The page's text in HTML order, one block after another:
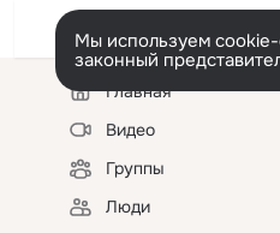
Мы используем cookie-
законный
Левая
колонкаГлавная
Видео
Группы
Люди